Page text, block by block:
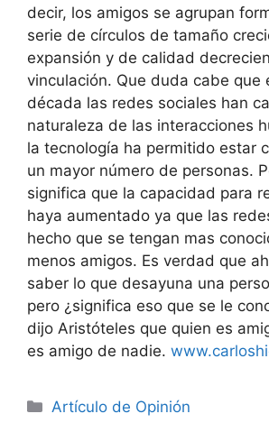
decir, los amigos se agrupan
serie de círculos de tamaño
expansión y de calidad
vinculación. Que duda cabe que
década las redes sociales han
naturaleza de las interacciones
la tecnología ha permitido estar
un mayor número de personas.
significa que la capacidad para
haya aumentado ya que las
hecho que se tengan mas
menos amigos. Es verdad que
saber lo que desayuna una
pero ¿significa eso que se le
dijo Aristóteles que quien es
es amigo de nadie.
Artículo de Opinión